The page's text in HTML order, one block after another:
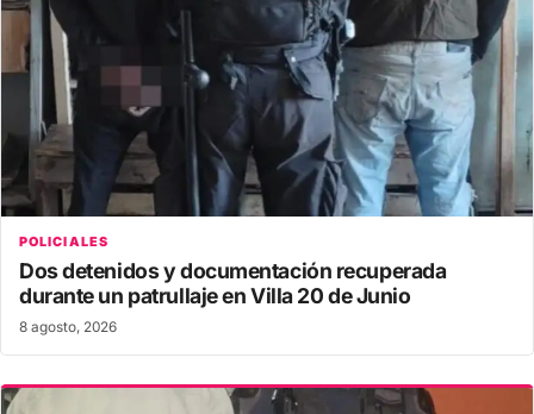
POLICIALES
Dos detenidos y documentación recuperada
durante un patrullaje en Villa 20 de Junio
8 agosto, 2026